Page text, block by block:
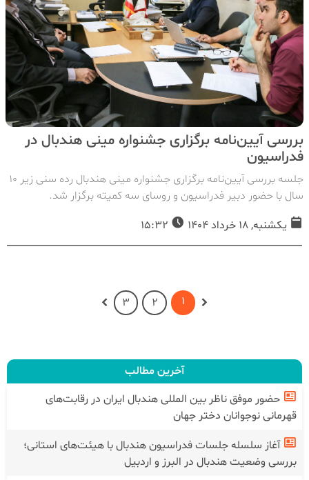
بررسی آیین‌نامه برگزاری جشنواره مینی هندبال در
فدراسیون
جلسه بررسی آیین‌نامه برگزاری جشنواره مینی هندبال رده سنی زیر ۱۰
سال با حضور دبیر فدراسیون و روسای سه کمیته برگزار شد.
یکشنبه, 18 خرداد 1404
1
2
3
آخرین مطالب
حضور موفق ناظر بین المللی هندبال‌ ایران در رقابت‌های
قهرمانی نوجوانان دختر جهان
آغاز سلسله جلسات فدراسیون هندبال با هیئت‌های استانی؛
بررسی وضعیت هندبال در البرز و اردبیل